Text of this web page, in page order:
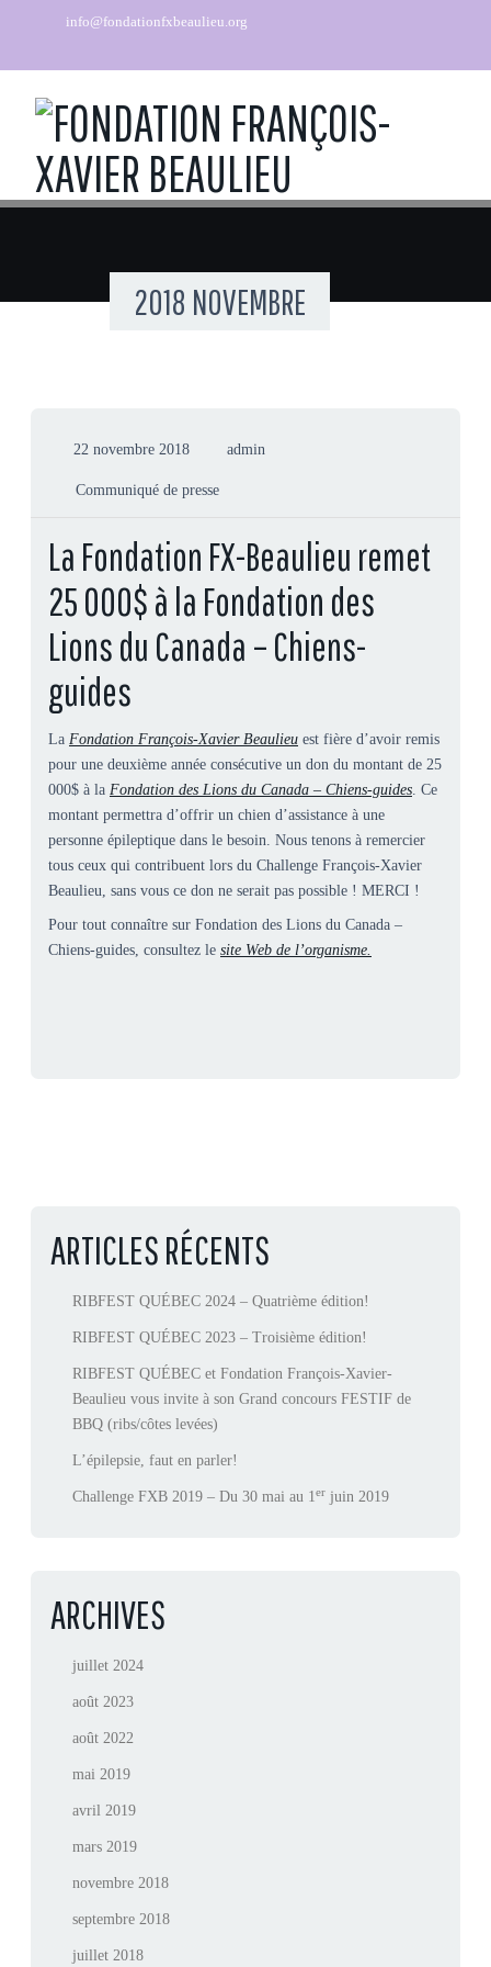
info@fondationfxbeaulieu.org
2018 NOVEMBRE
22 novembre 2018 admin
Communiqué de presse
La Fondation FX-Beaulieu remet
25 000$ à la Fondation des
Lions du Canada – Chiens-
guides
La Fondation François-Xavier Beaulieu est fière d’avoir remis
pour une deuxième année consécutive un don du montant de 25
000$ à la Fondation des Lions du Canada – Chiens-guides. Ce
montant permettra d’offrir un chien d’assistance à une
personne épileptique dans le besoin. Nous tenons à remercier
tous ceux qui contribuent lors du Challenge François-Xavier
Beaulieu, sans vous ce don ne serait pas possible ! MERCI !
Pour tout connaître sur Fondation des Lions du Canada –
Chiens-guides, consultez le site Web de l’organisme.
ARTICLES RÉCENTS
RIBFEST QUÉBEC 2024 – Quatrième édition!
RIBFEST QUÉBEC 2023 – Troisième édition!
RIBFEST QUÉBEC et Fondation François-Xavier-
Beaulieu vous invite à son Grand concours FESTIF de
BBQ (ribs/côtes levées)
L’épilepsie, faut en parler!
Challenge FXB 2019 – Du 30 mai au 1er juin 2019
ARCHIVES
juillet 2024
août 2023
août 2022
mai 2019
avril 2019
mars 2019
novembre 2018
septembre 2018
juillet 2018